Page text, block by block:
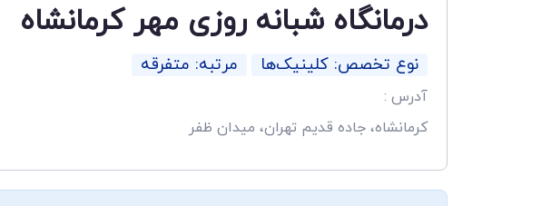
درمانگاه شبانه روزی مهر کرمانشاه
نوع تخصص: کلینیک‌ها مرتبه: متفرقه
آدرس :
کرمانشاه، جاده قدیم تهران، میدان ظفر